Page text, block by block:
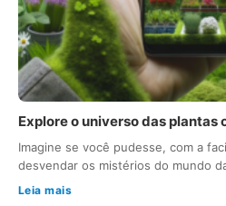
Explore o universo das plantas
Imagine se você pudesse, com a
desvendar os mistérios do mundo
Leia mais